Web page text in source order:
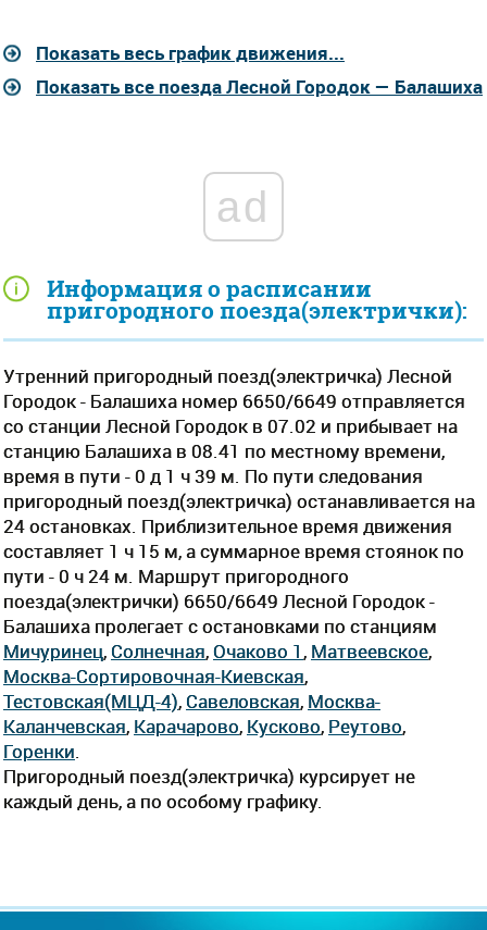
Информация о расписании
пригородного поезда(электрички):
Утренний пригородный поезд(электричка) Лесной
Городок - Балашиха номер 6650/6649 отправляется
со станции Лесной Городок в 07.02 и прибывает на
станцию Балашиха в 08.41 по местному времени,
время в пути - 0 д 1 ч 39 м. По пути следования
пригородный поезд(электричка) останавливается на
24 остановках. Приблизительное время движения
составляет 1 ч 15 м, а суммарное время стоянок по
пути - 0 ч 24 м. Маршрут пригородного
поезда(электрички) 6650/6649 Лесной Городок -
Балашиха пролегает c остановками по станциям
Мичуринец, Солнечная,Очаково 1 , Матвеевское,
Москва-Сортировочная-Киевская,
Тестовская(МЦД-4), Савеловская, Москва-
Каланчевская, Карачарово, Кусково, Реутово,
Горенки
Пригородный поезд(электричка) курсирует не
каждый день, а по особому графику.
Показать весь график движения...
Показать все поезда Лесной Городок — Балашиха
ad